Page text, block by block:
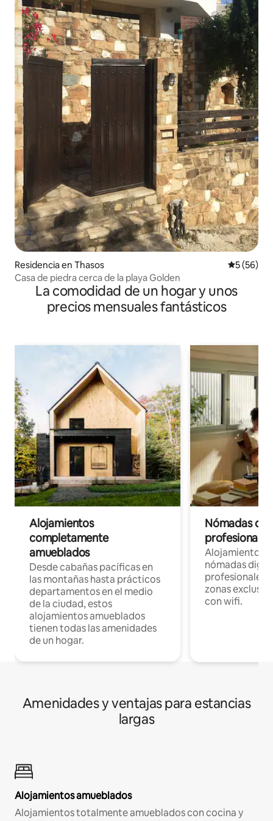
Residencia en Thasos
5 (56)
Casa de piedra cerca de la playa Golden
La comodidad de un hogar y unos
precios mensuales fantásticos
Alojamientos
completamente
amueblados
Desde cabañas pacíficas en
las montañas hasta prácticos
departamentos en el medio
de la ciudad, estos
alojamientos amueblados
tienen todas las amenidades
de un hogar.
Nómadas
Alojamientos
nómadas
profesionales
zonas
con wifi.
Amenidades y ventajas para estancias
largas
Alojamientos amueblados
Alojamientos totalmente amueblados con cocina y